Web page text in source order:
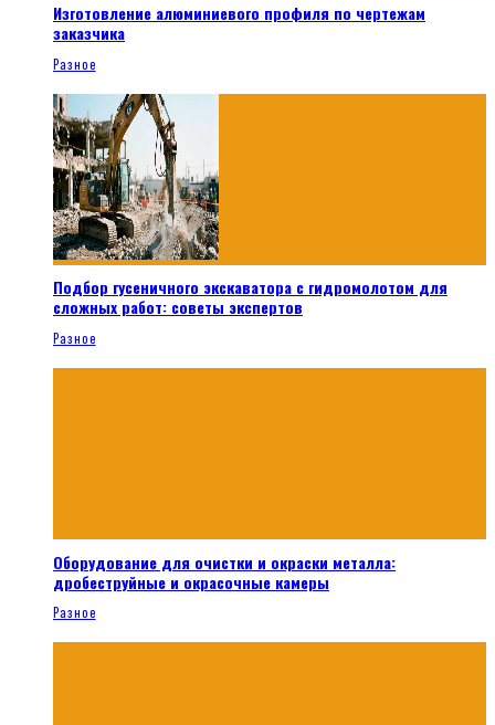
Изготовление алюминиевого профиля по чертежам
заказчика
Разное
Подбор гусеничного экскаватора с гидромолотом для
сложных работ: советы экспертов
Разное
Оборудование для очистки и окраски металла:
дробеструйные и окрасочные камеры
Разное